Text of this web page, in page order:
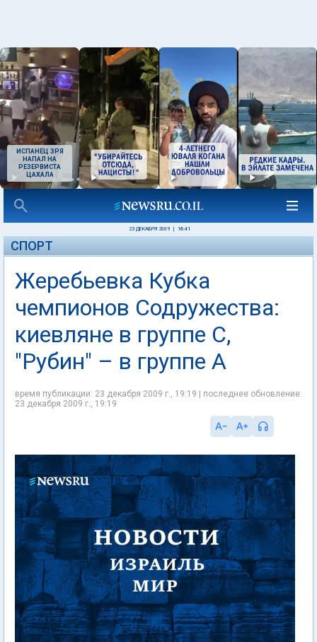
ИСПАНЕЦ ЗРЯ
НАПАЛ НА
РЕЗЕРВИСТА
ЦАХАЛА
23 ДЕКАБРЯ 2009 16:41
СПОРТ
Жеребьевка Кубка
чемпионов Содружества:
киевляне в группе С,
"Рубин" – в группе А
время публикации: 23 декабря 2009 г., 19:19 | последнее обновление:
23 декабря 2009 г., 19:19